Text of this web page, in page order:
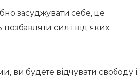
засуджувати себе, це
сил і від яких
ви будете відчувати свободу і